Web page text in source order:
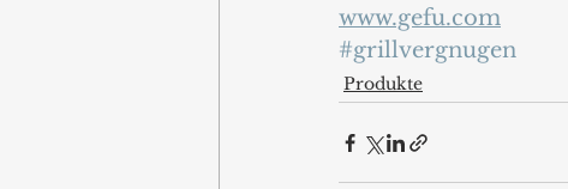
www.gefu.com
#grillvergnugen
Produkte